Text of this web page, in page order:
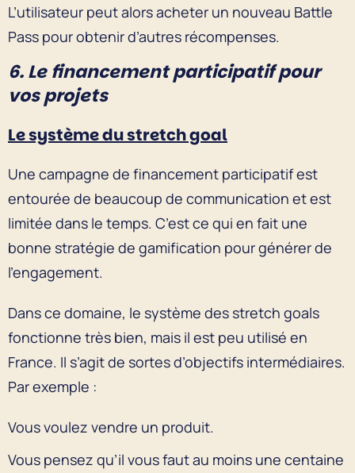
L’utilisateur peut alors acheter un nouveau Battle
Pass pour obtenir d’autres récompenses.
6. Le financement participatif pour
vos projets
Le système du stretch goal
Une campagne de financement participatif est
entourée de beaucoup de communication et est
limitée dans le temps. C’est ce qui en fait une
bonne stratégie de gamification pour générer de
l’engagement.
Dans ce domaine, le système des stretch goals
fonctionne très bien, mais il est peu utilisé en
France. Il s’agit de sortes d’objectifs intermédiaires.
Par exemple :
Vous voulez vendre un produit.
Vous pensez qu’il vous faut au moins une centaine